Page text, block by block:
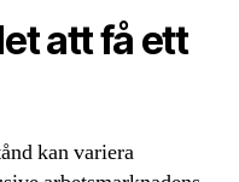
att få ett
kan variera